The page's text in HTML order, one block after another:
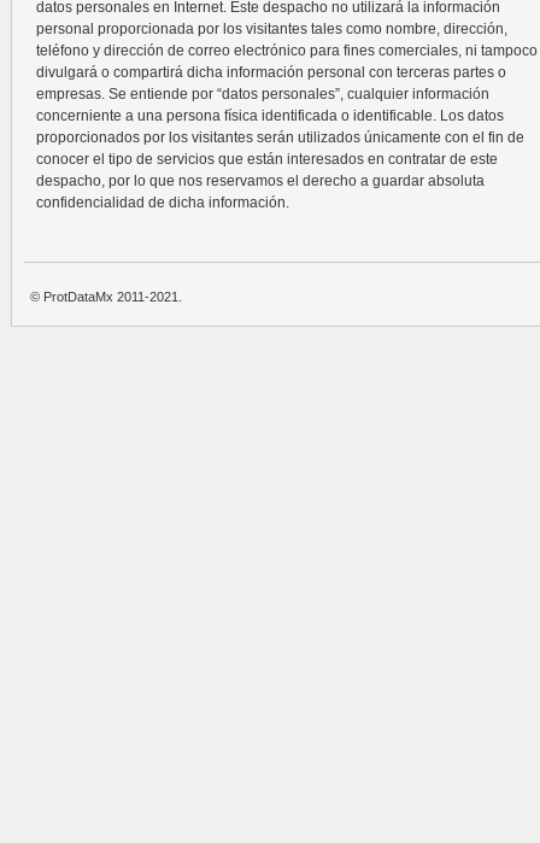
datos personales en Internet. Este despacho no utilizará la información
personal proporcionada por los visitantes tales como nombre, dirección,
teléfono y dirección de correo electrónico para fines comerciales, ni tampoco
divulgará o compartirá dicha información personal con terceras partes o
empresas. Se entiende por “datos personales”, cualquier información
concerniente a una persona física identificada o identificable. Los datos
proporcionados por los visitantes serán utilizados únicamente con el fin de
conocer el tipo de servicios que están interesados en contratar de este
despacho, por lo que nos reservamos el derecho a guardar absoluta
confidencialidad de dicha información.
© ProtDataMx 2011-2021.